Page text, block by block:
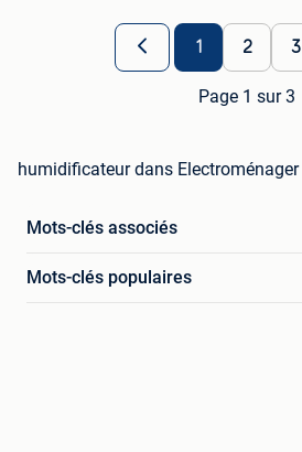
1 2 3
Page 1 sur 3
humidificateur dans Electroménager
Mots-clés associés
Mots-clés populaires